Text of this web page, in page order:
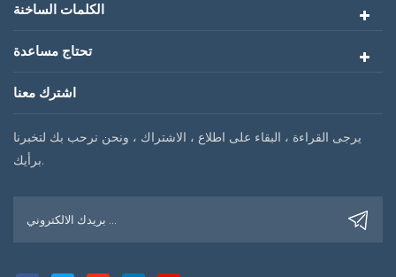
الكلمات الساخنة
تحتاج مساعدة
اشترك معنا
يرجى القراءة ، البقاء على اطلاع ، الاشتراك ، ونحن نرحب بك لتخبرنا
برأيك.